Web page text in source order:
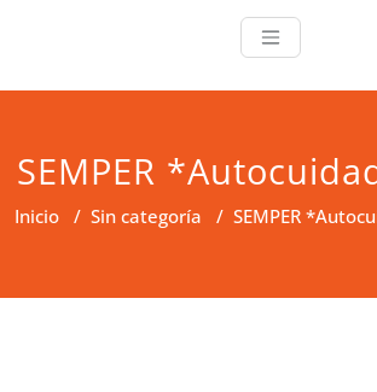
SEMPER
Inicio / Sin categoría / SEMPER